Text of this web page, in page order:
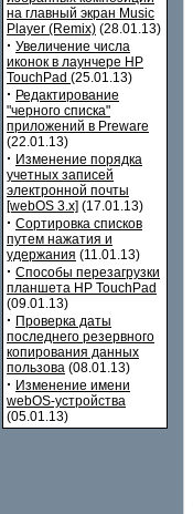
на главный экран Music
Player (Remix) (28.01.13)
· Увеличение числа
иконок в лаунчере HP
TouchPad (25.01.13)
· Редактирование
"черного списка"
приложений в Preware
(22.01.13)
· Изменение порядка
учетных записей
электронной почты
[webOS 3.x] (17.01.13)
· Сортировка списков
путем нажатия и
удержания (11.01.13)
· Способы перезагрузки
планшета HP TouchPad
(09.01.13)
· Проверка даты
последнего резервного
копирования данных
пользова (08.01.13)
· Изменение имени
webOS-устройства
(05.01.13)